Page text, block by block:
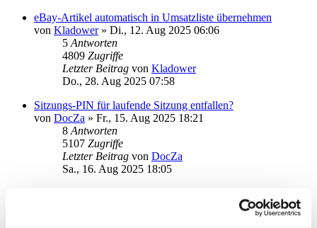
eBay-Artikel automatisch in Umsatzliste übernehmen
von Kladower» Di., 12. Aug 2025 06:06
5 Antworten
4809 Zugriffe
Letzter Beitrag von Kladower
Do., 28. Aug 2025 07:58
Sitzungs-PIN für laufende Sitzung entfallen?
von DocZa » Fr., 15. Aug 2025 18:21
8 Antworten
5107 Zugriffe
Letzter Beitrag von DocZa
Sa., 16. Aug 2025 18:05